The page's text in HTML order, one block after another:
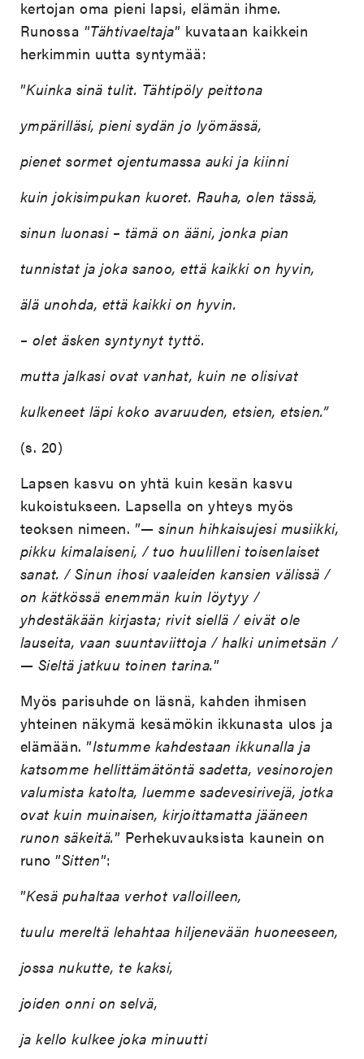
kertojan oma pieni lapsi, elämän ihme.
Runossa ”Tähtivaeltaja” kuvataan kaikkein
herkimmin uutta syntymää:
”Kuinka sinä tulit. Tähtipöly peittona
ympärilläsi, pieni sydän jo lyömässä,
pienet sormet ojentumassa auki ja kiinni
kuin jokisimpukan kuoret. Rauha, olen tässä,
sinun luonasi – tämä on ääni, jonka pian
tunnistat ja joka sanoo, että kaikki on hyvin,
älä unohda, että kaikki on hyvin.
– olet äsken syntynyt tyttö.
mutta jalkasi ovat vanhat, kuin ne olisivat
kulkeneet läpi koko avaruuden, etsien, etsien.”
(s. 20)
Lapsen kasvu on yhtä kuin kesän kasvu
kukoistukseen. Lapsella on yhteys myös
teoksen nimeen. ”— sinun hihkaisujesi musiikki,
pikku kimalaiseni, / tuo huulilleni toisenlaiset
sanat. / Sinun ihosi vaaleiden kansien välissä /
on kätkössä enemmän kuin löytyy /
yhdestäkään kirjasta; rivit siellä / eivät ole
lauseita, vaan suuntaviittoja / halki unimetsän /
— Sieltä jatkuu toinen tarina.”
Myös parisuhde on läsnä, kahden ihmisen
yhteinen näkymä kesämökin ikkunasta ulos ja
elämään. ”Istumme kahdestaan ikkunalla ja
katsomme hellittämätöntä sadetta, vesinorojen
valumista katolta, luemme sadevesirivejä, jotka
ovat kuin muinaisen, kirjoittamatta jääneen
runon säkeitä.” Perhekuvauksista kaunein on
runo ”Sitten”:
”Kesä puhaltaa verhot valloilleen,
tuulu mereltä lehahtaa hiljenevään huoneeseen,
jossa nukutte, te kaksi,
joiden onni on selvä,
ja kello kulkee joka minuutti